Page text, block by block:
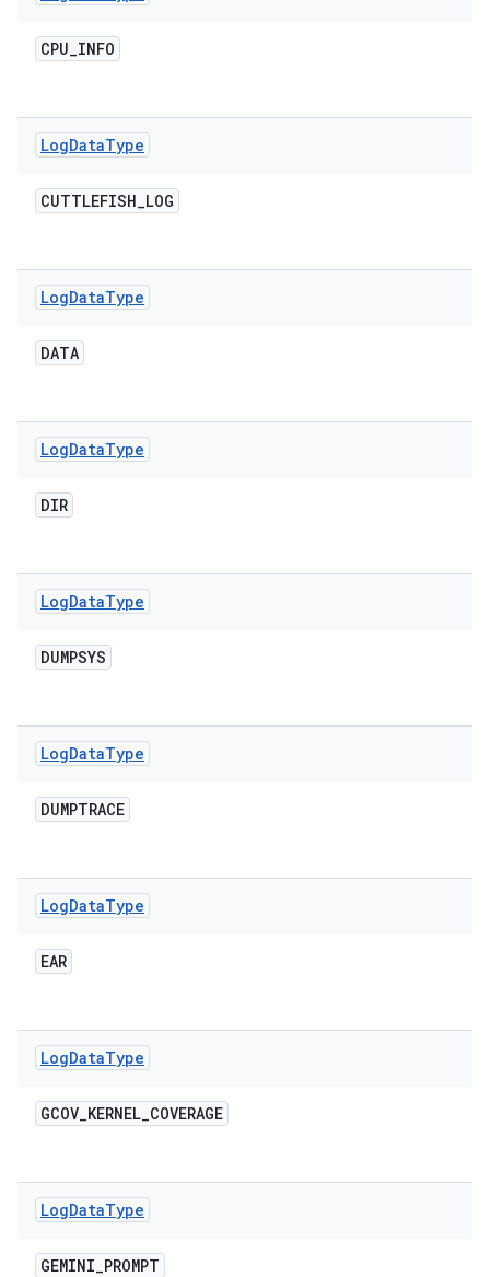
CPU_INFO
LogDataType
CUTTLEFISH_LOG
LogDataType
DATA
LogDataType
DIR
LogDataType
DUMPSYS
LogDataType
DUMPTRACE
LogDataType
EAR
LogDataType
GCOV_KERNEL_COVERAGE
LogDataType
GEMINI_PROMPT